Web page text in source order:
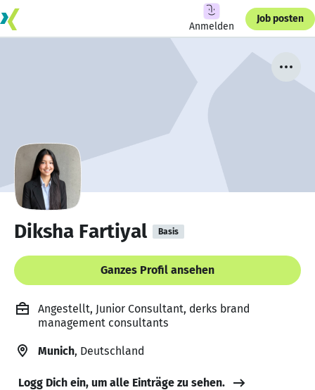
Anmelden
Job posten
Diksha Fartiyal Basis
Ganzes Profil ansehen
Angestellt, Junior Consultant, derks brand
management consultants
Munich, Deutschland
Logg Dich ein, um alle Einträge zu sehen.